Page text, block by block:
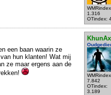
1.316
OTindex:
7.842
OTindex:
3.189
een baan waarin ze
hun klanten! Wat mij
ze maar ergens aan de